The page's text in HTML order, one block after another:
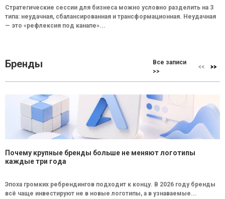
Стратегические сессии для бизнеса можно условно разделить на 3
типа: неудачная, сбалансированная и трансформационная. Неудачная
— это «рефлексия под канапе»...
Бренды
Все записи
>>
Почему крупные бренды больше не меняют логотипы
каждые три года
Эпоха громких ребрендингов подходит к концу. В 2026 году бренды
всё чаще инвестируют не в новые логотипы, а в узнаваемые...